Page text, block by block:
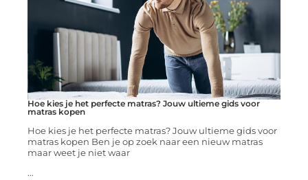
Hoe kies je het perfecte matras? Jouw ultieme gids voor
matras kopen
Hoe kies je het perfecte matras? Jouw ultieme gids voor
matras kopen Ben je op zoek naar een nieuw matras
maar weet je niet waar
...